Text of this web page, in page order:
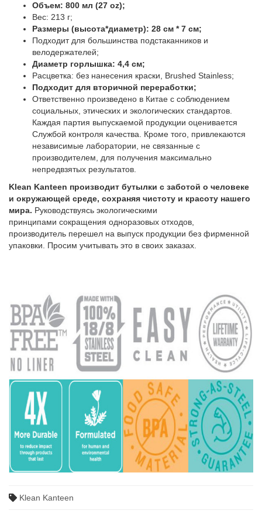
Объем: 800 мл (27 oz);
Вес: 213 г;
Размеры (высота*диаметр): 28 см * 7 см;
Подходит для большинства подстаканников и
велодержателей;
Диаметр горлышка: 4,4 см;
Расцветка: без нанесения краски, Brushed Stainless;
Подходит для вторичной переработки;
Ответственно произведено в Китае с соблюдением
социальных, этических и экологических стандартов.
Каждая партия выпускаемой продукции оценивается
Службой контроля качества. Кроме того, привлекаются
независимые лаборатории, не связанные с
производителем, для получения максимально
непредвзятых результатов.
Klean Kanteen производит бутылки с заботой о человеке
и окружающей среде, сохраняя чистоту и красоту нашего
мира. Руководствуясь экологическими
принципами сокращения одноразовых отходов,
производитель перешел на выпуск продукции без фирменной
упаковки. Просим учитывать это в своих заказах.
Klean Kanteen